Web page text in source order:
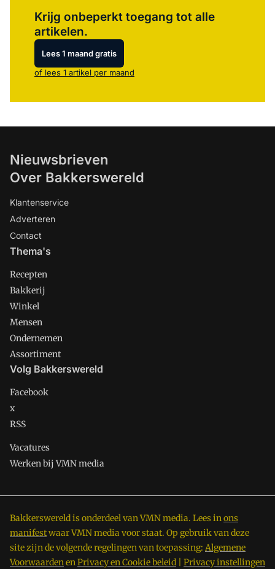
Krijg onbeperkt toegang tot alle
artikelen.
Lees 1 maand gratis
of lees 1 artikel per maand
Nieuwsbrieven
Over Bakkerswereld
Klantenservice
Adverteren
Contact
Thema's
Recepten
Bakkerij
Winkel
Mensen
Ondernemen
Assortiment
Volg Bakkerswereld
Facebook
x
RSS
Vacatures
Werken bij VMN media
Bakkerswereld is onderdeel van VMN media. Lees inons
manifestwaar VMN media voor staat. Op gebruik van deze
site zijn de volgende regelingen van toepassing: Algemene
VoorwaardenenPrivacy en Cookie beleid Privacy instellingen